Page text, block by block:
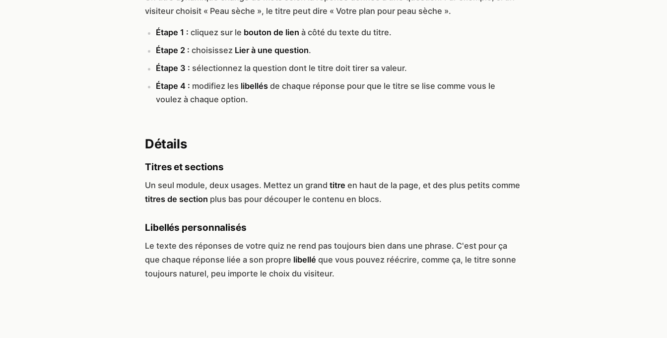
visiteur choisit « Peau sèche », le titre peut dire « Votre plan pour peau sèche ».
Étape 1 : cliquez sur le bouton de lien à côté du texte du titre.
Étape 2 : choisissez Lier à une question.
Étape 3 : sélectionnez la question dont le titre doit tirer sa valeur.
Étape 4 : modifiez les libellés de chaque réponse pour que le titre se lise comme vous le
voulez à chaque option.
Détails
Titres et sections
Un seul module, deux usages. Mettez un grand titre en haut de la page, et des plus petits comme
titres de section plus bas pour découper le contenu en blocs.
Libellés personnalisés
Le texte des réponses de votre quiz ne rend pas toujours bien dans une phrase. C'est pour ça
que chaque réponse liée a son propre libellé que vous pouvez réécrire, comme ça, le titre sonne
toujours naturel, peu importe le choix du visiteur.